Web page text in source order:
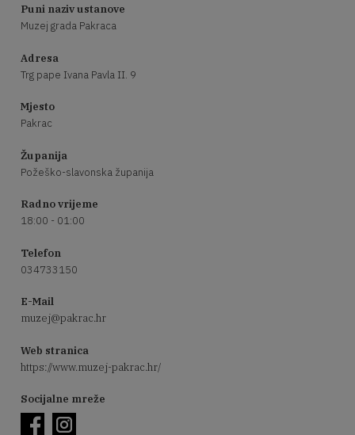
Puni naziv ustanove
Muzej grada Pakraca
Adresa
Trg pape Ivana Pavla II. 9
Mjesto
Pakrac
Županija
Požeško-slavonska županija
Radno vrijeme
18:00 - 01:00
Telefon
034733150
E-Mail
muzej@pakrac.hr
Web stranica
https://www.muzej-pakrac.hr/
Socijalne mreže